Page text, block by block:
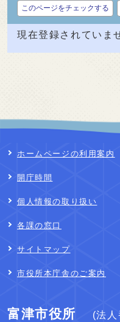
このページをチェックする
現在登録されていま
ホームページの利用案内
開庁時間
個人情報の取り扱い
各課の窓口
サイトマップ
市役所本庁舎のご案内
富津市役所 (法